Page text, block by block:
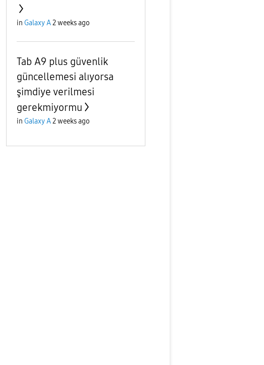
in Galaxy A2 weeks ago
Tab A9 plus güvenlik
güncellemesi alıyorsa
şimdiye verilmesi
gerekmiyormu
in Galaxy A2 weeks ago